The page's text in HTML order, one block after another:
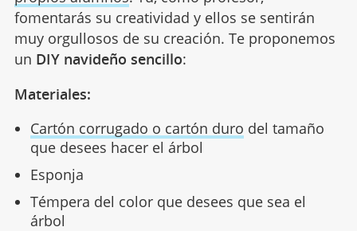
fomentarás su creatividad y ellos se sentirán
muy orgullosos de su creación. Te proponemos
un DIY navideño sencillo:
Materiales:
Cartón corrugado o cartón duro del tamaño
que desees hacer el árbol
Esponja
Témpera del color que desees que sea el
árbol